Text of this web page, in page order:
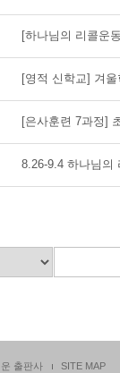
[하나님의 리콜운
[영적 신학교] 겨
[은사훈련 7과정]
8.26-9.4 하나님의
출판사 SITE MAP